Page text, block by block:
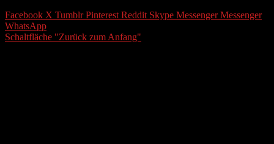
Facebook X Tumblr Pinterest Reddit Skype Messenger Messenger
WhatsApp
Schaltfläche "Zurück zum Anfang"